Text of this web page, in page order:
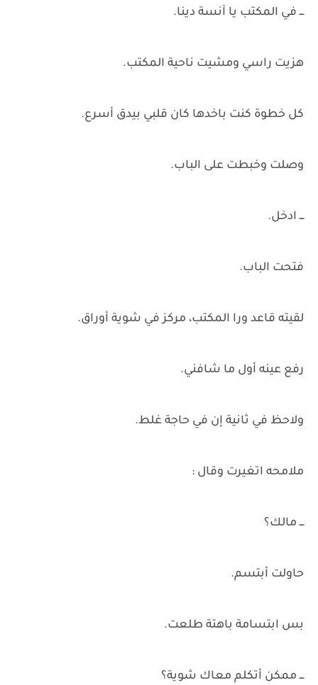
ـــ في المكتب يا آنسة دينا.
هزيت راسي ومشيت ناحية المكتب.
كل خطوة كنت باخدها كان قلبي بيدق أسرع.
وصلت وخبطت على الباب.
ـــ ادخل.
فتحت الباب.
لقيته قاعد ورا المكتب، مركز في شوية أوراق.
رفع عينه أول ما شافني.
ولاحظ في ثانية إن في حاجة غلط.
ملامحه اتغيرت وقال :
ـــ مالك؟
حاولت أبتسم.
بس ابتسامة باهتة طلعت.
ـــ ممكن أتكلم معاك شوية؟